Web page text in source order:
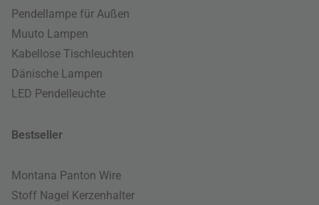
Pendellampe für Außen
Muuto Lampen
Kabellose Tischleuchten
Dänische Lampen
LED Pendelleuchte
Bestseller
Montana Panton Wire
Stoff Nagel Kerzenhalter